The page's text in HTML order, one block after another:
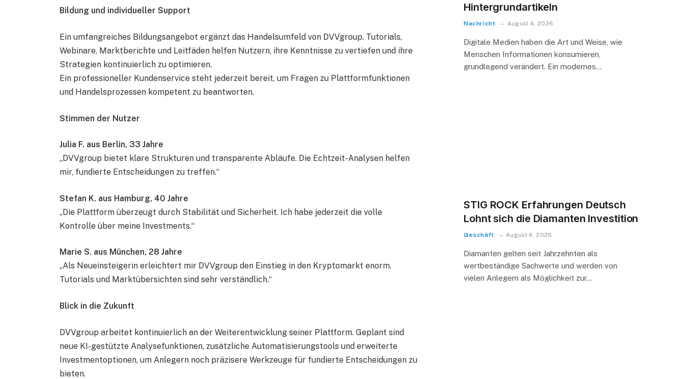
Bildung und individueller Support
Ein umfangreiches Bildungsangebot ergänzt das Handelsumfeld von DVVgroup. Tutorials,
Webinare, Marktberichte und Leitfäden helfen Nutzern, ihre Kenntnisse zu vertiefen und ihre
Strategien kontinuierlich zu optimieren.
Ein professioneller Kundenservice steht jederzeit bereit, um Fragen zu Plattformfunktionen
und Handelsprozessen kompetent zu beantworten.
Stimmen der Nutzer
Julia F. aus Berlin, 33 Jahre
„DVVgroup bietet klare Strukturen und transparente Abläufe. Die Echtzeit-Analysen helfen
mir, fundierte Entscheidungen zu treffen.“
Stefan K. aus Hamburg, 40 Jahre
„Die Plattform überzeugt durch Stabilität und Sicherheit. Ich habe jederzeit die volle
Kontrolle über meine Investments.“
Marie S. aus München, 28 Jahre
„Als Neueinsteigerin erleichtert mir DVVgroup den Einstieg in den Kryptomarkt enorm.
Tutorials und Marktübersichten sind sehr verständlich.“
Blick in die Zukunft
DVVgroup arbeitet kontinuierlich an der Weiterentwicklung seiner Plattform. Geplant sind
neue KI-gestützte Analysefunktionen, zusätzliche Automatisierungstools und erweiterte
Investmentoptionen, um Anlegern noch präzisere Werkzeuge für fundierte Entscheidungen zu
bieten.
Hintergrundartikeln
Nachricht August 4, 2026
Digitale Medien haben die Art und Weise, wie
Menschen Informationen konsumieren,
grundlegend verändert. Ein modernes…
STIG ROCK Erfahrungen Deutsch
Lohnt sich die Diamanten Investition
Geschäft August 4, 2026
Diamanten gelten seit Jahrzehnten als
wertbeständige Sachwerte und werden von
vielen Anlegern als Möglichkeit zur…